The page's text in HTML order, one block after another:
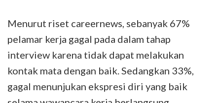
Menurut riset careernews, sebanyak 67%
pelamar kerja gagal pada dalam tahap
interview karena tidak dapat melakukan
kontak mata dengan baik. Sedangkan 33%,
gagal menunjukan ekspresi diri yang baik